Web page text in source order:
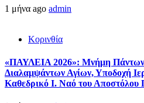
1 μήνα ago admin
Κορινθία
«ΠΑΥΛΕΙΑ 2026»: Μνήμη Πάντων
Διαλαμψάντων Αγίων, Υποδοχή
Καθεδρικό Ι. Ναό του Αποστόλου